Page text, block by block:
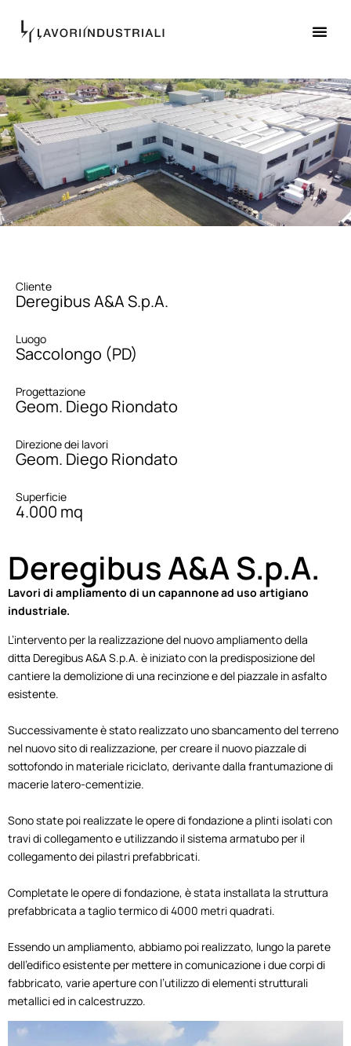
Cliente
Deregibus A&A S.p.A.
Luogo
Saccolongo (PD)
Progettazione
Geom. Diego Riondato
Direzione dei lavori
Geom. Diego Riondato
Superficie
4.000 mq
Deregibus A&A S.p.A.
Lavori di ampliamento di un capannone ad uso artigiano
industriale.
L’intervento per la realizzazione del nuovo ampliamento della
ditta Deregibus A&A S.p.A. è iniziato con la predisposizione del
cantiere la demolizione di una recinzione e del piazzale in asfalto
esistente.
Successivamente è stato realizzato uno sbancamento del terreno
nel nuovo sito di realizzazione, per creare il nuovo piazzale di
sottofondo in materiale riciclato, derivante dalla frantumazione di
macerie latero-cementizie.
Sono state poi realizzate le opere di fondazione a plinti isolati con
travi di collegamento e utilizzando il sistema armatubo per il
collegamento dei pilastri prefabbricati.
Completate le opere di fondazione, è stata installata la struttura
prefabbricata a taglio termico di 4000 metri quadrati.
Essendo un ampliamento, abbiamo poi realizzato, lungo la parete
dell’edifico esistente per mettere in comunicazione i due corpi di
fabbricato, varie aperture con l’utilizzo di elementi strutturali
metallici ed in calcestruzzo.